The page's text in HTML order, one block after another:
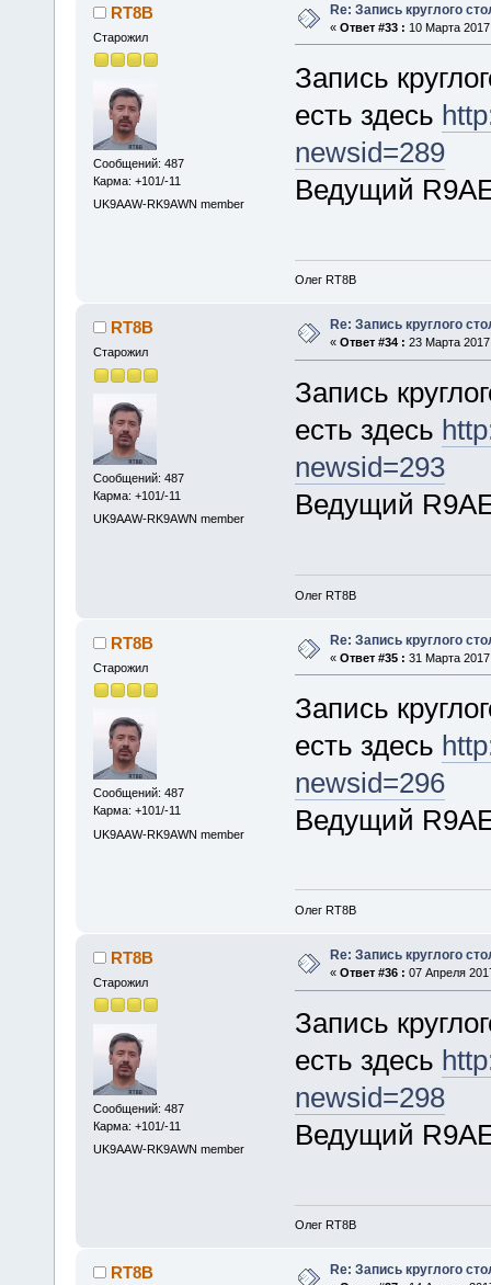
RT8B
Старожил
Сообщений: 487
Карма: +101/-11
UK9AAW-RK9AWN member
Re: Запись круглого
« Ответ #33 : 10 Марта
Запись
есть здесь
newsid=289
Ведущий
Олег RT8B
RT8B
Старожил
Сообщений: 487
Карма: +101/-11
UK9AAW-RK9AWN member
Re: Запись круглого
« Ответ #34 : 23 Марта
Запись
есть здесь
newsid=293
Ведущий
Олег RT8B
RT8B
Старожил
Сообщений: 487
Карма: +101/-11
UK9AAW-RK9AWN member
Re: Запись круглого
« Ответ #35 : 31 Марта
Запись
есть здесь
newsid=296
Ведущий
Олег RT8B
RT8B
Старожил
Сообщений: 487
Карма: +101/-11
UK9AAW-RK9AWN member
Re: Запись круглого
« Ответ #36 : 07 Апреля
Запись
есть здесь
newsid=298
Ведущий
Олег RT8B
RT8B Re: Запись круглого